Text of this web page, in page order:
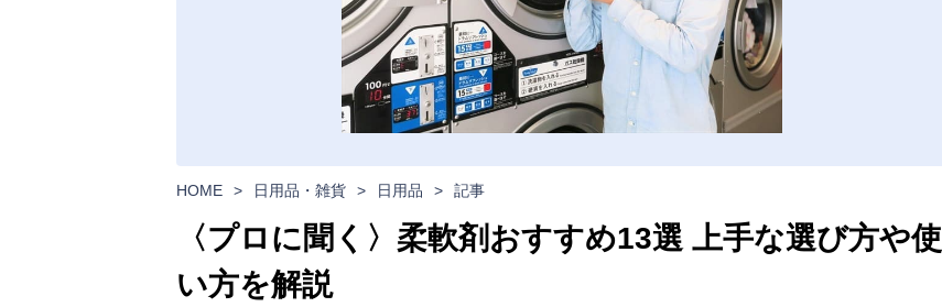
HOME > 日用品・雑貨 > 日用品 > 記事
〈プロに聞く〉柔軟剤おすすめ13選 上手な選び方や使
い方を解説